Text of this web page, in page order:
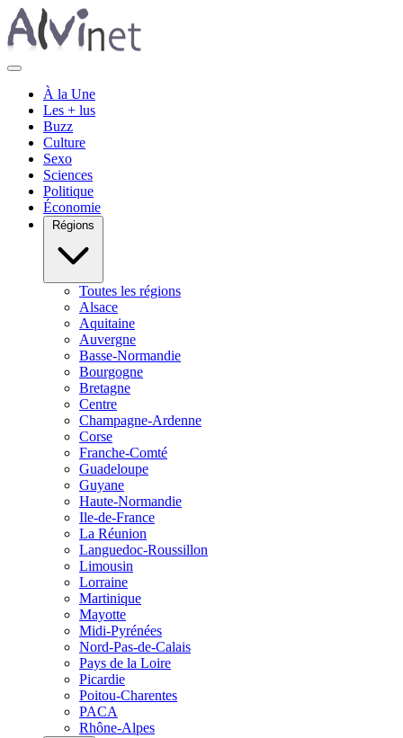
À la Une
Les + lus
Buzz
Culture
Sexo
Sciences
Politique
Économie
Régions
Toutes les régions
Alsace
Aquitaine
Auvergne
Basse-Normandie
Bourgogne
Bretagne
Centre
Champagne-Ardenne
Corse
Franche-Comté
Guadeloupe
Guyane
Haute-Normandie
Ile-de-France
La Réunion
Languedoc-Roussillon
Limousin
Lorraine
Martinique
Mayotte
Midi-Pyrénées
Nord-Pas-de-Calais
Pays de la Loire
Picardie
Poitou-Charentes
PACA
Rhône-Alpes